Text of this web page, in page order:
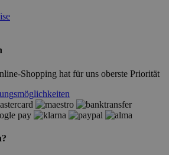
Shopping hat für uns oberste Priorität